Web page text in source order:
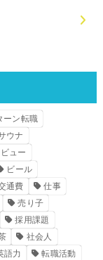
ーン転職
ウナ
ュー
ビール
通費
仕事
売り子
採用課題
社会人
語力
転職活動